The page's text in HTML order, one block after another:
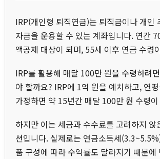
IRP(개인형 퇴직연금)는 퇴직금이나 개인
자금을 운용할 수 있는 계좌입니다. 연간
액공제 대상이 되며, 55세 이후 연금 수령
IRP를 활용해 매달 100만 원을 수령하려
야 할까요? IRP에 1억 원을 예치하고, 연
가정하면 약 15년간 매달 100만 원 수령
하지만 이는 세금과 수수료를 고려하지 않
션입니다. 실제로는 연금소득세
품 구성에 따라 수익률도 달라지기 때문에